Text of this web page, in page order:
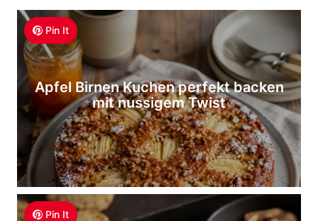
Pin It
Apfel Birnen Kuchen perfekt backen
mit nussigem Twist
Pin It